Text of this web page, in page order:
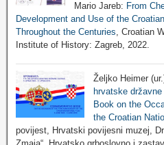
Mario Jareb: From
Development and Use of the
Throughout the Centuries , Croatian
Institute of History: Zagreb, 2022.
Željko Heimer
hrvatske
Book on the
the Croatian
povijest, Hrvatski povijesni muzej,